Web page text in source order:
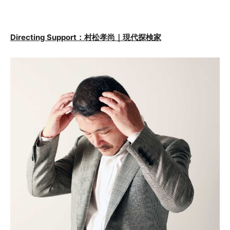
Directing Support：村松孝尚｜現代探検家